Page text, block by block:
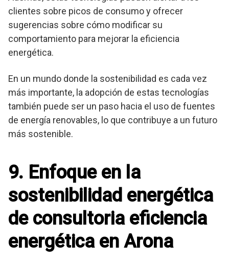
clientes sobre picos de consumo y ofrecer
sugerencias sobre cómo modificar su
comportamiento para mejorar la eficiencia
energética.
En un mundo donde la sostenibilidad es cada vez
más importante, la adopción de estas tecnologías
también puede ser un paso hacia el uso de fuentes
de energía renovables, lo que contribuye a un futuro
más sostenible.
9. Enfoque en la
sostenibilidad energética
de consultoria eficiencia
energética en Arona